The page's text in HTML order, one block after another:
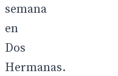
semana
en
Dos
Hermanas.